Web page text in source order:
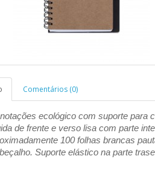
Comentários (0)
ecológico com suporte para
de frente e verso lisa com parte
100 folhas brancas
Suporte elástico na parte